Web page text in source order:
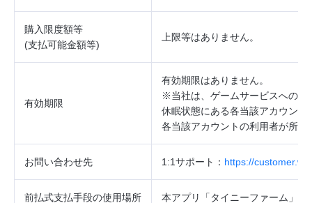
購入限度額等
(支払可能金額等)
上限等はありません。
有効期限
有効期限はありません。
※当社は、ゲームサービスへのロ
休眠状態にある各当該アカウン
各当該アカウントの利用者が所
お問い合わせ先 1:1サポート： https://
前払式支払手段の使用場所 本アプリ「タイニーファーム」